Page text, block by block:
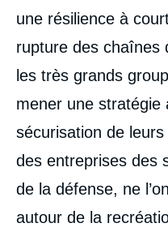
une résilience à
rupture des chaînes
les très grands
mener une stratégie
sécurisation de
des entreprises des
de la défense, ne
autour de la